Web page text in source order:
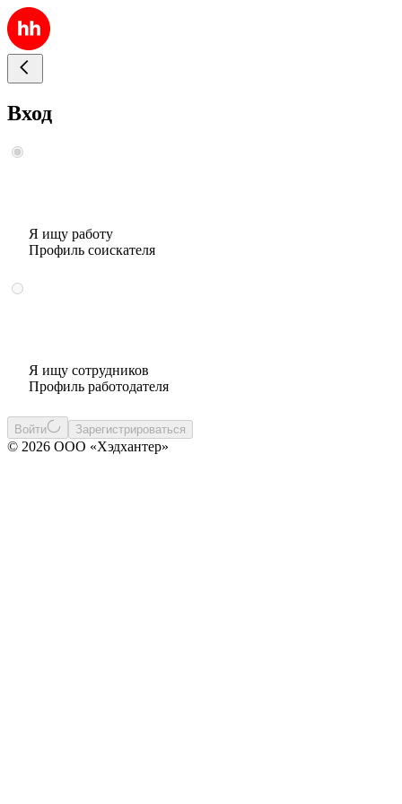
Вход
Я ищу работу
Профиль соискателя
Я ищу сотрудников
Профиль работодателя
Войти Зарегистрироваться
© 2026 ООО «Хэдхантер»